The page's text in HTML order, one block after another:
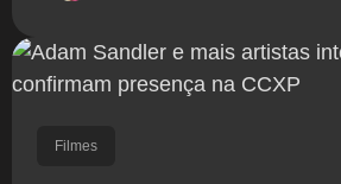
Filmes